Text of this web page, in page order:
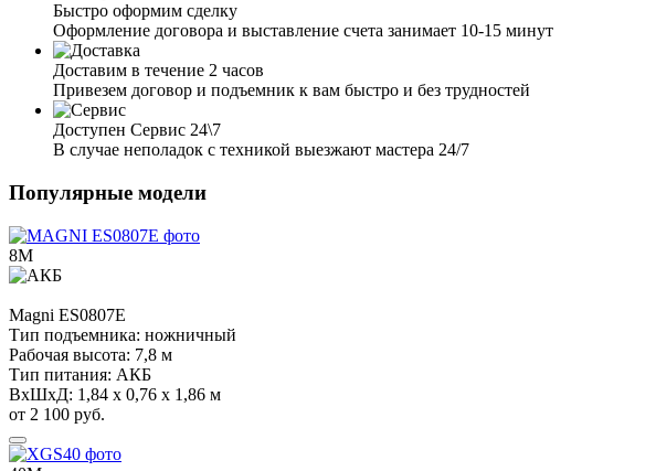
Быстро оформим сделку
Оформление договора и выставление счета занимает 10-15 минут
Доставим в течение 2 часов
Привезем договор и подъемник к вам быстро и без трудностей
Доступен Сервис 24\7
В случае неполадок с техникой выезжают мастера 24/7
Популярные модели
8М
Magni ES0807E
Тип подъемника: ножничный
Рабочая высота: 7,8 м
Тип питания: АКБ
ВхШхД: 1,84 х 0,76 х 1,86 м
от 2 100 руб.